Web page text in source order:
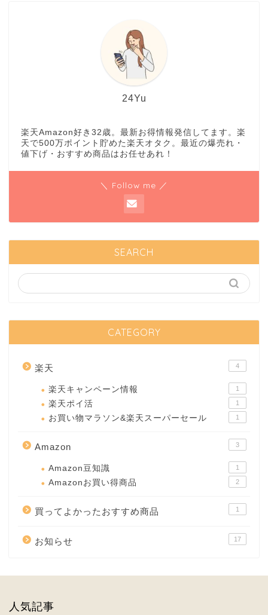
24Yu
楽天Amazon好き32歳。最新お得情報発信してます。楽
天で500万ポイント貯めた楽天オタク。最近の爆売れ・
値下げ・おすすめ商品はお任せあれ！
＼ Follow me ／
SEARCH
CATEGORY
楽天 4
楽天キャンペーン情報 1
楽天ポイ活 1
お買い物マラソン&楽天スーパーセール 1
Amazon 3
Amazon豆知識 1
Amazonお買い得商品 2
買ってよかったおすすめ商品 1
お知らせ 17
人気記事